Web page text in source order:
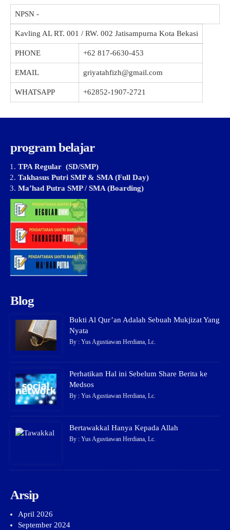
NPSN -
Kavling AL RT. 001 / RW. 002 Jatisampurna Kota Bekasi
PHONE +62 817-6630-453
EMAIL griyatahfizh@gmail.com
WHATSAPP +62852-1907-2721
program belajar
TPA Regular (SD/SMP)
Takhasus Putri SMP & SMA (Full Day)
Ma’had Putra SMP / SMA (Boarding)
Blog
Bukti Al Qur’an Adalah Sebuah Mukjizat Yang
Nyata
By : Yus Agustiawan Herdiana, Lc.
Perhatikan Hal ini Sebelum Share Berita ke
Medsos
By : Yus Agustiawan Herdiana, Lc.
Bertawakkal Hanya Kepada Allah
By : Yus Agustiawan Herdiana, Lc.
Arsip
April 2026
September 2024